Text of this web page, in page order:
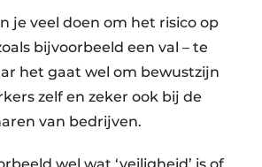
je veel doen om het risico op
bijvoorbeeld een val – te
het gaat wel om bewustzijn
zelf en zeker ook bij de
van bedrijven.